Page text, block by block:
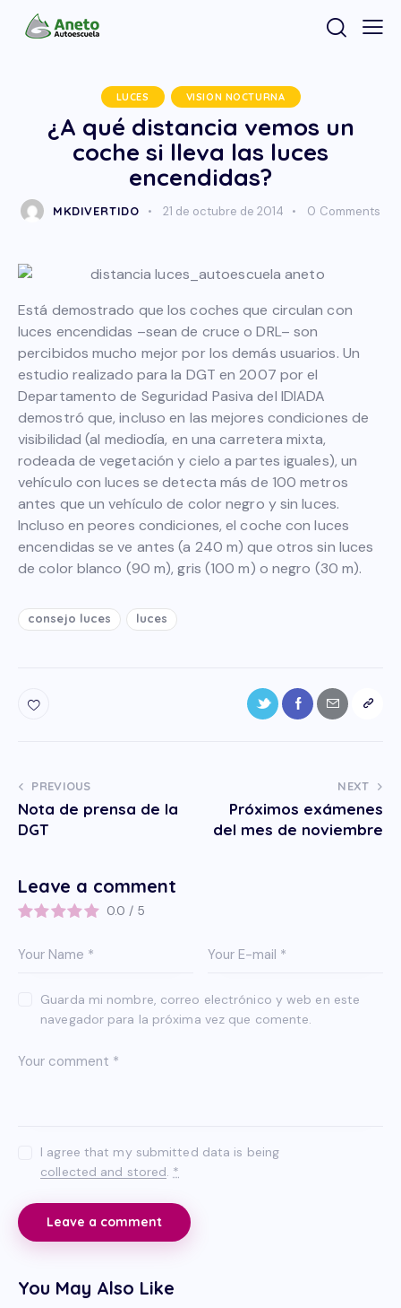
LUCES VISION NOCTURNA
¿A qué distancia vemos un
coche si lleva las luces
encendidas?
MKDIVERTIDO 21 de octubre de 2014 0 Comments
Está demostrado que los coches que circulan con
luces encendidas –sean de cruce o DRL– son
percibidos mucho mejor por los demás usuarios. Un
estudio realizado para la DGT en 2007 por el
Departamento de Seguridad Pasiva del IDIADA
demostró que, incluso en las mejores condiciones de
visibilidad (al mediodía, en una carretera mixta,
rodeada de vegetación y cielo a partes iguales), un
vehículo con luces se detecta más de 100 metros
antes que un vehículo de color negro y sin luces.
Incluso en peores condiciones, el coche con luces
encendidas se ve antes (a 240 m) que otros sin luces
de color blanco (90 m), gris (100 m) o negro (30 m).
consejo luces luces
PREVIOUS
Nota de prensa de la
DGT
NEXT
Próximos exámenes
del mes de noviembre
Leave a comment
0.0 / 5
Guarda mi nombre, correo electrónico y web en este
navegador para la próxima vez que comente.
I agree that my submitted data is being
collected and stored. *
You May Also Like